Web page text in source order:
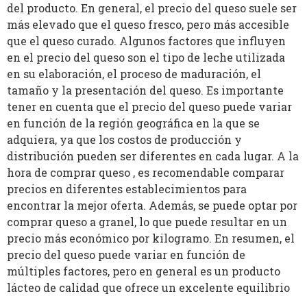
del producto. En general, el precio del queso suele ser
más elevado que el queso fresco, pero más accesible
que el queso curado. Algunos factores que influyen
en el precio del queso son el tipo de leche utilizada
en su elaboración, el proceso de maduración, el
tamaño y la presentación del queso. Es importante
tener en cuenta que el precio del queso puede variar
en función de la región geográfica en la que se
adquiera, ya que los costos de producción y
distribución pueden ser diferentes en cada lugar. A la
hora de comprar queso , es recomendable comparar
precios en diferentes establecimientos para
encontrar la mejor oferta. Además, se puede optar por
comprar queso a granel, lo que puede resultar en un
precio más económico por kilogramo. En resumen, el
precio del queso puede variar en función de
múltiples factores, pero en general es un producto
lácteo de calidad que ofrece un excelente equilibrio